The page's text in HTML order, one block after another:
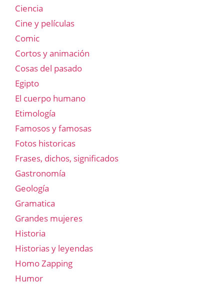
Ciencia
Cine y películas
Comic
Cortos y animación
Cosas del pasado
Egipto
El cuerpo humano
Etimología
Famosos y famosas
Fotos historicas
Frases, dichos, significados
Gastronomía
Geología
Gramatica
Grandes mujeres
Historia
Historias y leyendas
Homo Zapping
Humor